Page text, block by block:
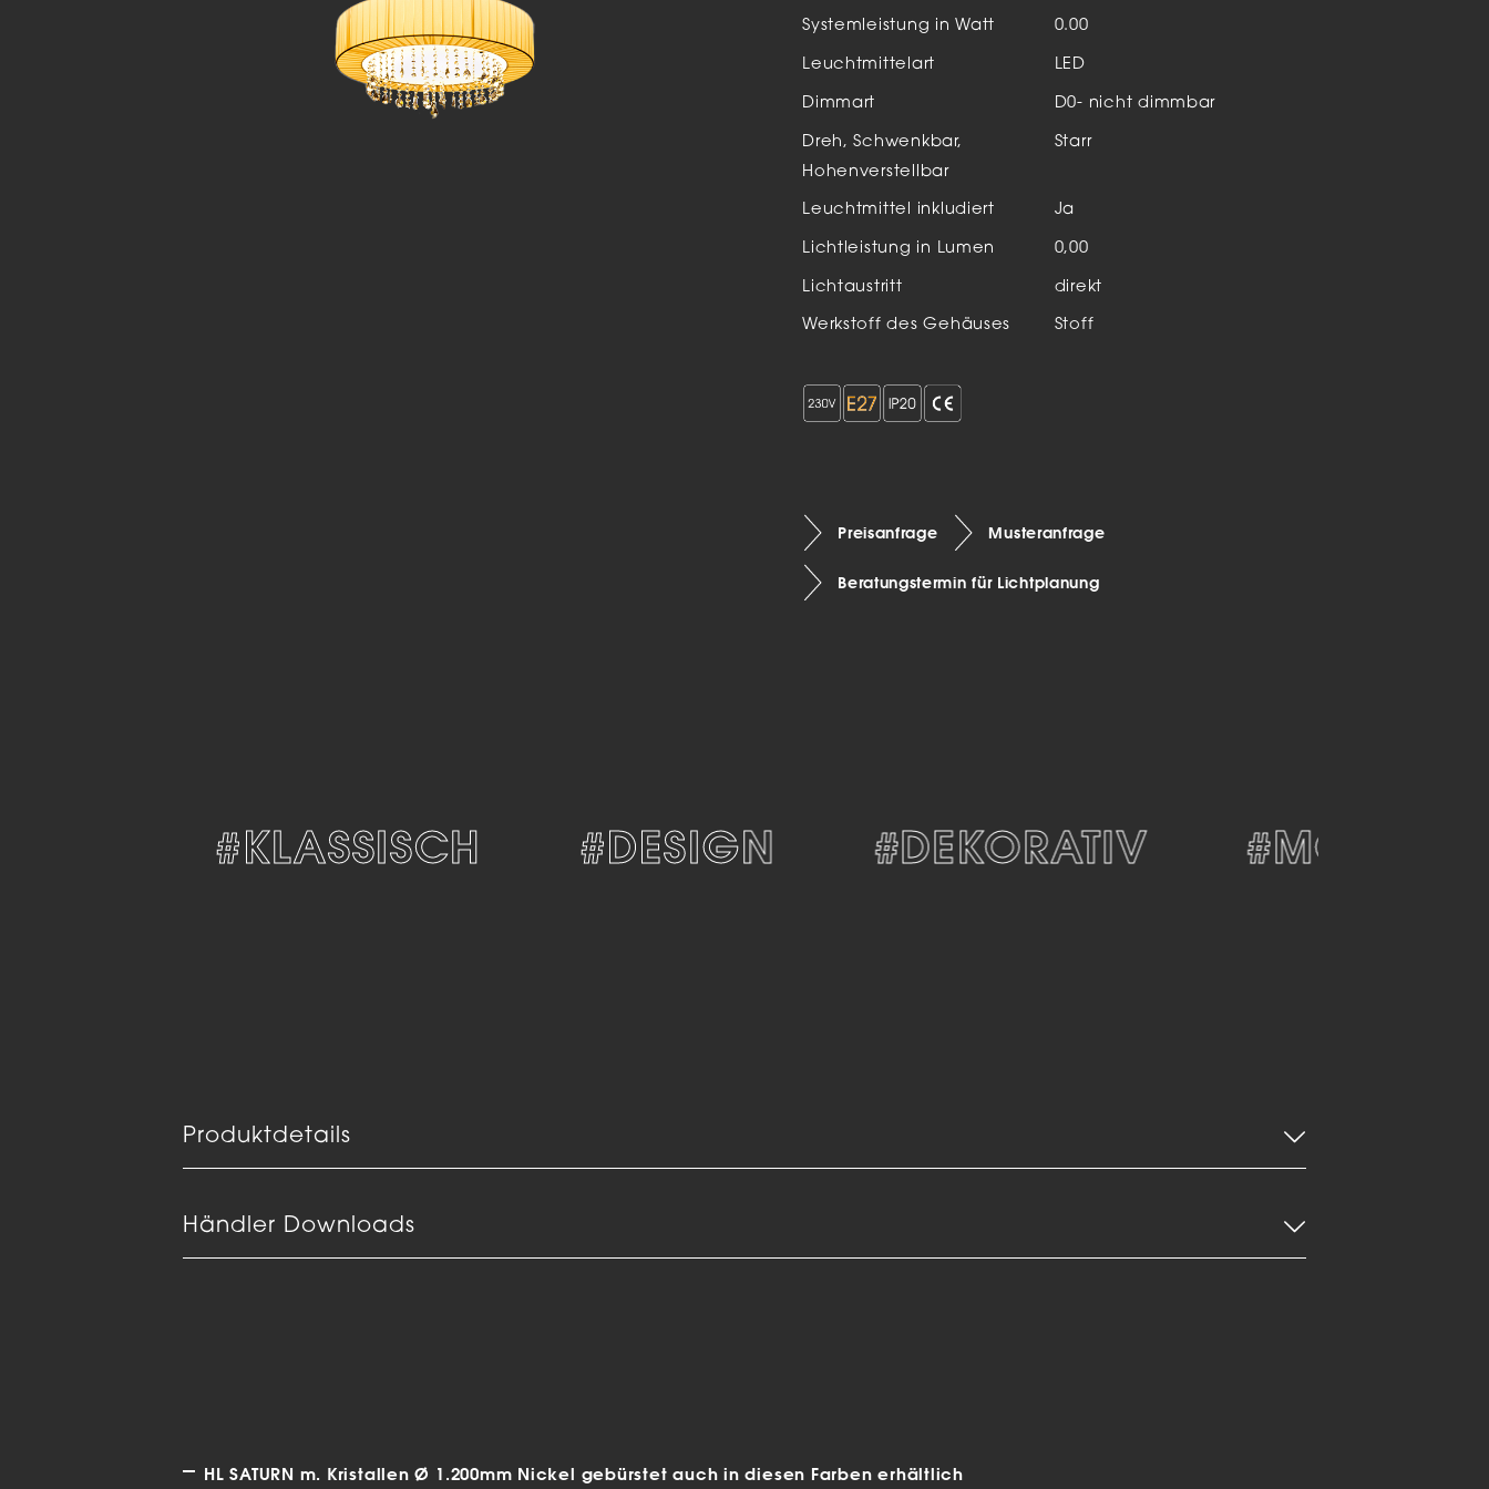
Außenleuchten
Systemleistung in Watt 0.00
Leuchtmittelart LED
Dimmart D0- nicht dimmbar
Dreh, Schwenkbar,
Hohenverstellbar
Starr
Leuchtmittel inkludiert Ja
Lichtleistung in Lumen 0,00
Lichtaustritt direkt
Werkstoff des Gehäuses Stoff
Preisanfrage Musteranfrage
Beratungstermin für Lichtplanung
#KLASSISCH #DESIGN #DEKORATIV #MODERN
Produktdetails
Händler Downloads
HL SATURN m. Kristallen Ø 1.200mm Nickel gebürstet auch in diesen Farben erhältlich